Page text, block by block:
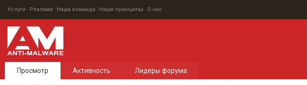
Услуги Реклама Наша команда Наши принципы О нас
Просмотр Активность Лидеры форума